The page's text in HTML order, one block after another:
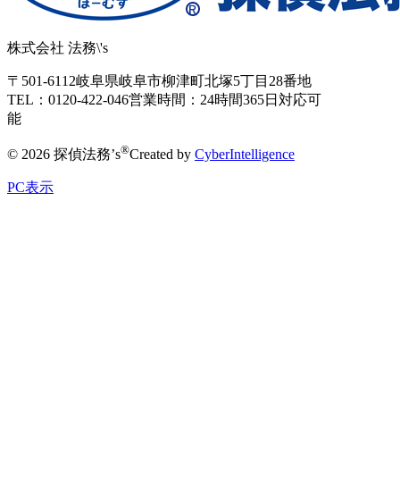
株式会社 法務\'s
〒501-6112岐阜県岐阜市柳津町北塚5丁目28番地
TEL：0120-422-046営業時間：24時間365日対応可
能
© 2026 探偵法務’s®Created by CyberIntelligence
PC表示